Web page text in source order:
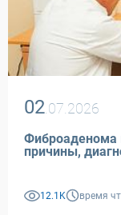
02 .07.2026
причины,
12.1K время